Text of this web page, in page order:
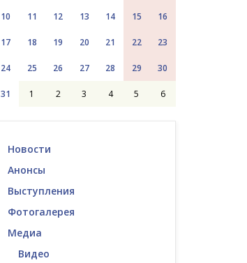
10 11 12 13 14 15 16
17 18 19 20 21 22 23
24 25 26 27 28 29 30
31 1 2 3 4 5 6
Новости
Анонсы
Выступления
Фотогалерея
Медиа
Видео